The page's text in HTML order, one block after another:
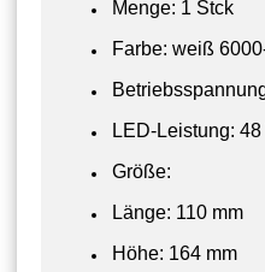
Menge: 1 Stck
Farbe: weiß
LED-Leistung:
Größe:
Länge: 110 mm
Höhe: 164 mm